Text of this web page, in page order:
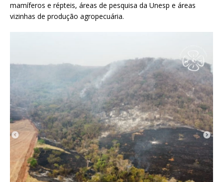
mamíferos e répteis, áreas de pesquisa da Unesp e áreas
vizinhas de produção agropecuária.